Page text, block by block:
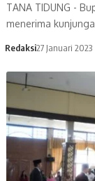
TANA TIDUNG -
menerima
Redaksi27 Januari 2023